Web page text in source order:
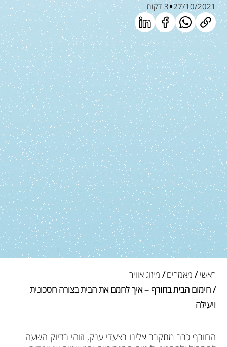
27/10/2021 3 דקות
ראשי / מאמרים/ מיזוג אוויר
/ חימום הבית בחורף – איך לחמם את הבית בצורה חסכונית
ויעילה
החורף כבר מתקרב אלינו בצעדי ענק, וזוהי בדיוק השעה